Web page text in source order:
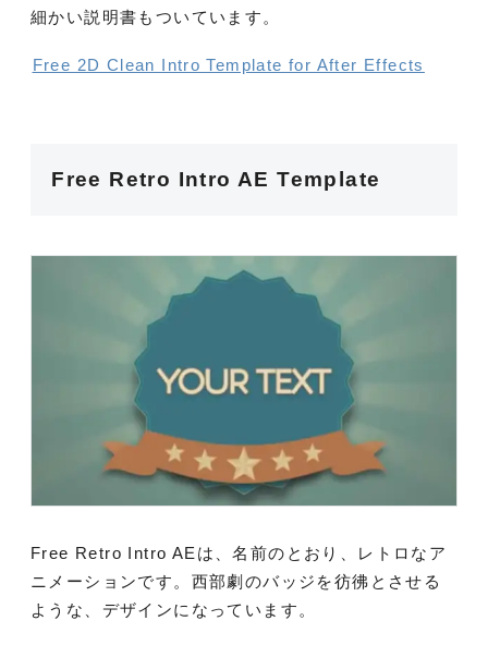
細かい説明書もついています。
Free 2D Clean Intro Template for After Effects
Free Retro Intro AE Template
Free Retro Intro AEは、名前のとおり、レトロなア
ニメーションです。西部劇のバッジを彷彿とさせる
ような、デザインになっています。